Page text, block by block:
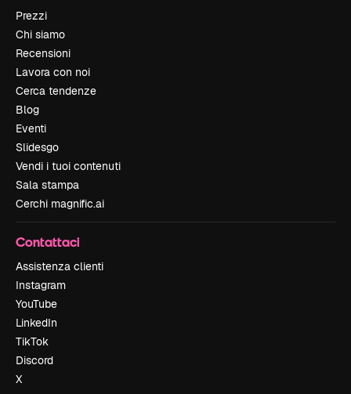
Prezzi
Chi siamo
Recensioni
Lavora con noi
Cerca tendenze
Blog
Eventi
Slidesgo
Vendi i tuoi contenuti
Sala stampa
Cerchi magnific.ai
Contattaci
Assistenza clienti
Instagram
YouTube
LinkedIn
TikTok
Discord
X